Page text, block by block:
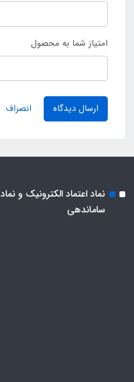
امتیاز شما به محصول
ارسال دیدگاه انصراف
نماد اعتماد الکترونیک و نماد
ساماندهی